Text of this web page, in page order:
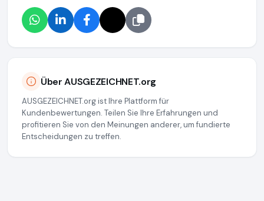
Über AUSGEZEICHNET.org
AUSGEZEICHNET.org ist Ihre Plattform für
Kundenbewertungen. Teilen Sie Ihre Erfahrungen und
profitieren Sie von den Meinungen anderer, um fundierte
Entscheidungen zu treffen.